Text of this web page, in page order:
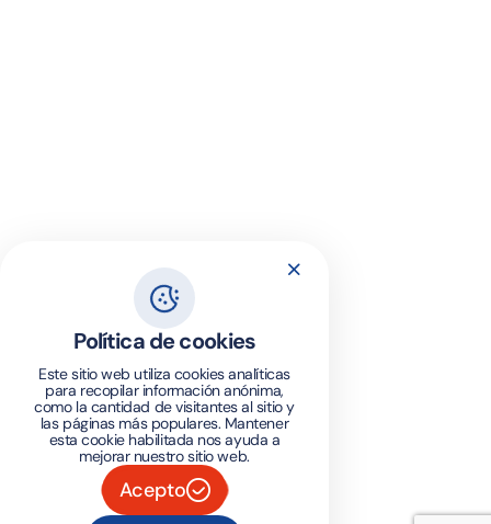
Política de cookies
Este sitio web utiliza cookies analíticas
para recopilar información anónima,
como la cantidad de visitantes al sitio y
las páginas más populares. Mantener
esta cookie habilitada nos ayuda a
mejorar nuestro sitio web.
Acepto